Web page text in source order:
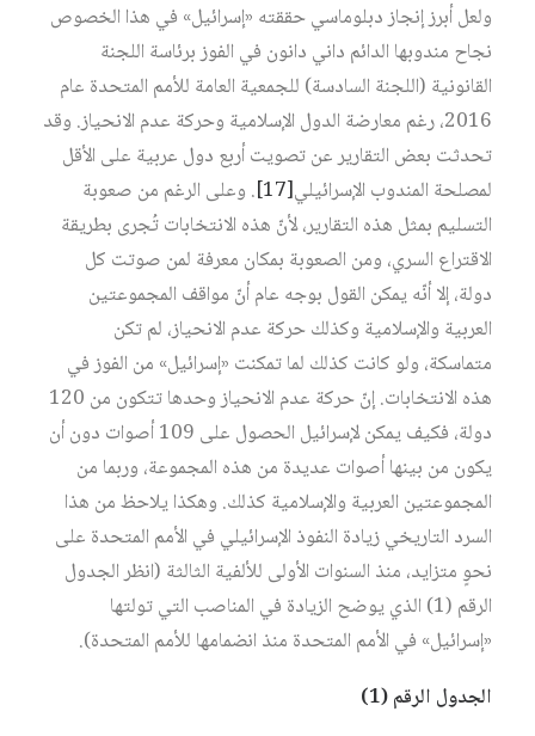
ولعل أبرز إنجاز دبلوماسي حققته «إسرائيل» في هذا الخصوص
نجاح مندوبها الدائم داني دانون في الفوز برئاسة اللجنة
القانونية (اللجنة السادسة) للجمعية العامة للأمم المتحدة عام
2016، رغم معارضة الدول الإسلامية وحركة عدم الانحياز. وقد
تحدثت بعض التقارير عن تصويت أربع دول عربية على الأقل
لمصلحة المندوب الإسرائيلي[17]
. وعلى الرغم من صعوبة
التسليم بمثل هذه التقارير، لأنّ هذه الانتخابات تُجرى بطريقة
الاقتراع السري، ومن الصعوبة بمكان معرفة لمن صوتت كل
دولة، إلا أنّه يمكن القول بوجه عام أنّ مواقف المجموعتين
العربية والإسلامية وكذلك حركة عدم الانحياز، لم تكن
متماسكة، ولو كانت كذلك لما تمكنت «إسرائيل» من الفوز في
هذه الانتخابات. إنّ حركة عدم الانحياز وحدها تتكون من 120
دولة، فكيف يمكن لإسرائيل الحصول على 109 أصوات دون أن
يكون من بينها أصوات عديدة من هذه المجموعة، وربما من
المجموعتين العربية والإسلامية كذلك. وهكذا يلاحظ من هذا
السرد التاريخي زيادة النفوذ الإسرائيلي في الأمم المتحدة على
نحوٍ متزايد، منذ السنوات الأولى للألفية الثالثة (انظر الجدول
الرقم (1) الذي يوضح الزيادة في المناصب التي تولتها
«إسرائيل» في الأمم المتحدة منذ انضمامها للأمم المتحدة).
الجدول الرقم (1)